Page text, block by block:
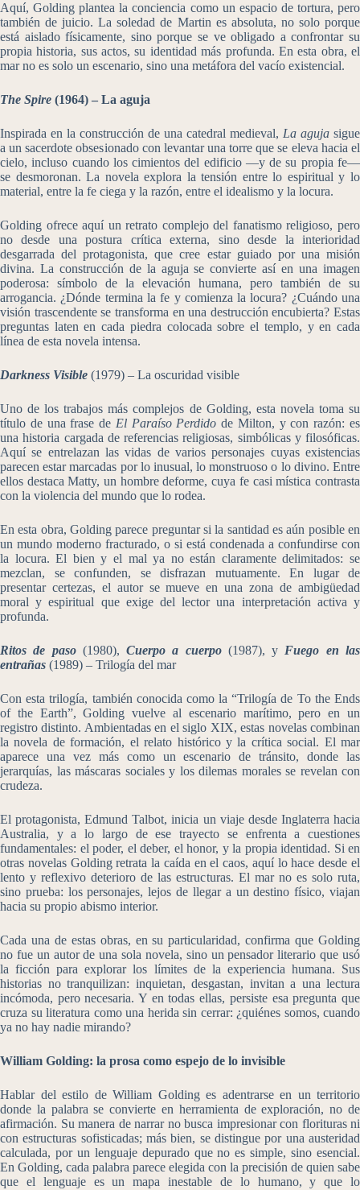
Aquí, Golding plantea la conciencia como un espacio de tortura, pero
también de juicio. La soledad de Martin es absoluta, no solo porque
está aislado físicamente, sino porque se ve obligado a confrontar su
propia historia, sus actos, su identidad más profunda. En esta obra, el
mar no es solo un escenario, sino una metáfora del vacío existencial.
The Spire (1964) – La aguja
Inspirada en la construcción de una catedral medieval, La aguja sigue
a un sacerdote obsesionado con levantar una torre que se eleva hacia el
cielo, incluso cuando los cimientos del edificio —y de su propia fe—
se desmoronan. La novela explora la tensión entre lo espiritual y lo
material, entre la fe ciega y la razón, entre el idealismo y la locura.
Golding ofrece aquí un retrato complejo del fanatismo religioso, pero
no desde una postura crítica externa, sino desde la interioridad
desgarrada del protagonista, que cree estar guiado por una misión
divina. La construcción de la aguja se convierte así en una imagen
poderosa: símbolo de la elevación humana, pero también de su
arrogancia. ¿Dónde termina la fe y comienza la locura? ¿Cuándo una
visión trascendente se transforma en una destrucción encubierta? Estas
preguntas laten en cada piedra colocada sobre el templo, y en cada
línea de esta novela intensa.
Darkness Visible (1979) – La oscuridad visible
Uno de los trabajos más complejos de Golding, esta novela toma su
título de una frase de El Paraíso Perdido de Milton, y con razón: es
una historia cargada de referencias religiosas, simbólicas y filosóficas.
Aquí se entrelazan las vidas de varios personajes cuyas existencias
parecen estar marcadas por lo inusual, lo monstruoso o lo divino. Entre
ellos destaca Matty, un hombre deforme, cuya fe casi mística contrasta
con la violencia del mundo que lo rodea.
En esta obra, Golding parece preguntar si la santidad es aún posible en
un mundo moderno fracturado, o si está condenada a confundirse con
la locura. El bien y el mal ya no están claramente delimitados: se
mezclan, se confunden, se disfrazan mutuamente. En lugar de
presentar certezas, el autor se mueve en una zona de ambigüedad
moral y espiritual que exige del lector una interpretación activa y
profunda.
Ritos de paso(1980),Cuerpo a cuerpo(1987), y Fuego en las
entrañas (1989) – Trilogía del mar
Con esta trilogía, también conocida como la “Trilogía de To the Ends
of the Earth”, Golding vuelve al escenario marítimo, pero en un
registro distinto. Ambientadas en el siglo XIX, estas novelas combinan
la novela de formación, el relato histórico y la crítica social. El mar
aparece una vez más como un escenario de tránsito, donde las
jerarquías, las máscaras sociales y los dilemas morales se revelan con
crudeza.
El protagonista, Edmund Talbot, inicia un viaje desde Inglaterra hacia
Australia, y a lo largo de ese trayecto se enfrenta a cuestiones
fundamentales: el poder, el deber, el honor, y la propia identidad. Si en
otras novelas Golding retrata la caída en el caos, aquí lo hace desde el
lento y reflexivo deterioro de las estructuras. El mar no es solo ruta,
sino prueba: los personajes, lejos de llegar a un destino físico, viajan
hacia su propio abismo interior.
Cada una de estas obras, en su particularidad, confirma que Golding
no fue un autor de una sola novela, sino un pensador literario que usó
la ficción para explorar los límites de la experiencia humana. Sus
historias no tranquilizan: inquietan, desgastan, invitan a una lectura
incómoda, pero necesaria. Y en todas ellas, persiste esa pregunta que
cruza su literatura como una herida sin cerrar: ¿quiénes somos, cuando
ya no hay nadie mirando?
William Golding: la prosa como espejo de lo invisible
Hablar del estilo de William Golding es adentrarse en un territorio
donde la palabra se convierte en herramienta de exploración, no de
afirmación. Su manera de narrar no busca impresionar con florituras ni
con estructuras sofisticadas; más bien, se distingue por una austeridad
calculada, por un lenguaje depurado que no es simple, sino esencial.
En Golding, cada palabra parece elegida con la precisión de quien sabe
que el lenguaje es un mapa inestable de lo humano, y que lo